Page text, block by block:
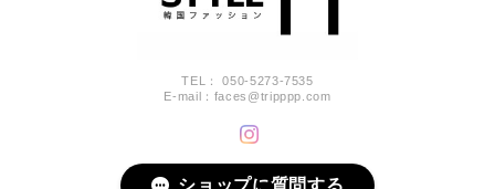
TEL： 050-5273-7535
E-mail： faces@tripppp.com
ショップに質問する